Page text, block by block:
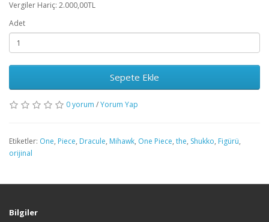
Vergiler Hariç: 2.000,00TL
Adet
Sepete Ekle
0 yorum /Yorum Yap
Etiketler: One, Piece, Dracule, Mihawk, One Piece, the, Shukko, Figürü,
orijinal
Bilgiler